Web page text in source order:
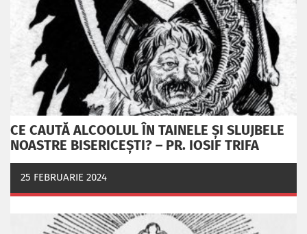
CE CAUTĂ ALCOOLUL ÎN TAINELE ŞI SLUJBELE
NOASTRE BISERICEŞTI? – PR. IOSIF TRIFA
25 FEBRUARIE 2024